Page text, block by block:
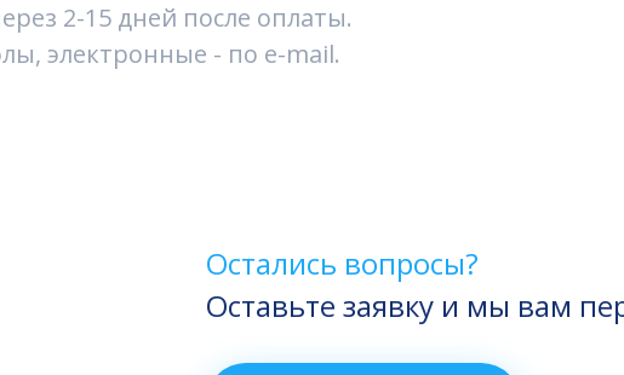
2-15 дней после оплаты.
электронные - по e-mail.
Остались вопросы?
Оставьте заявку и мы вам